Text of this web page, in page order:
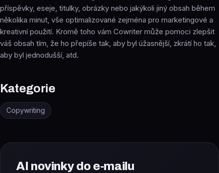
příspěvky, eseje, titulky, obrázky nebo jakýkoli jiný obsah během
několika minut, vše optimalizované zejména pro marketingové a
kreativní použití. Kromě toho vám Cowriter může pomoci zlepšit
váš obsah tím, že ho přepíše tak, aby byl úžasnější, zkrátí ho tak,
aby byl jednodušší, atd.
Kategorie
Copywriting
AI novinky do e-mailu